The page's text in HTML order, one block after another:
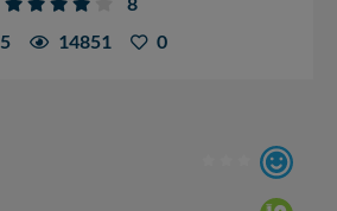
5
14851 0